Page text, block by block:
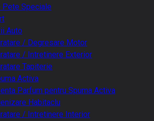
Pete Speciale
Auto
/ Degresare Motor
/ Intretinere Exterior
Tapiterie
Activa
Parfum pentru Spuma Activa
Habitaclu
/ Intretinere Interior